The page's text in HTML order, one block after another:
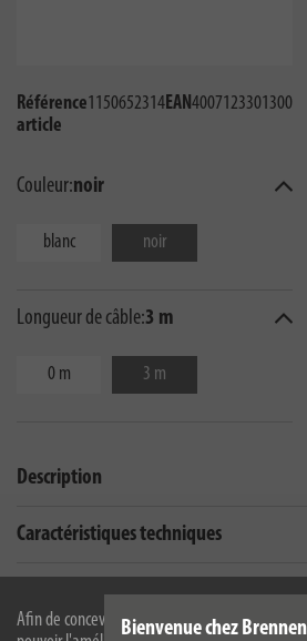
Afin de concevoir notre site web de manière
Bienvenue chez
Référence
article
1150652314EAN4007123301300
Couleur:noir
blanc noir
Longueur de câble:3 m
0 m 3 m
Description
Caractéristiques techniques
Téléchargements